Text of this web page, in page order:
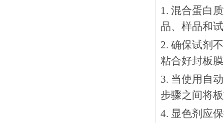
1. 混合蛋白
品、样品和
2. 确保试剂
粘合好封板
3. 当使用自
步骤之间将
4. 显色剂应